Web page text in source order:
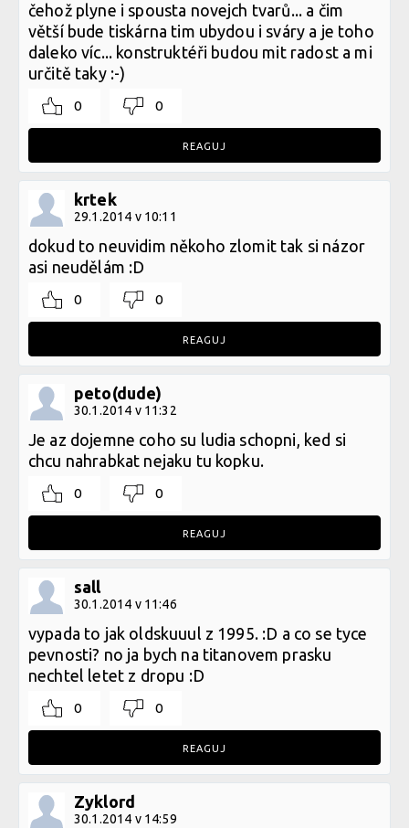
čehož plyne i spousta novejch tvarů... a čim
větší bude tiskárna tim ubydou i sváry a je toho
daleko víc... konstruktéři budou mit radost a mi
určitě taky :-)
0 0
REAGUJ
krtek
29.1.2014 v 10:11
dokud to neuvidim někoho zlomit tak si názor
asi neudělám :D
0 0
REAGUJ
peto(dude)
30.1.2014 v 11:32
Je az dojemne coho su ludia schopni, ked si
chcu nahrabkat nejaku tu kopku.
0 0
REAGUJ
sall
30.1.2014 v 11:46
vypada to jak oldskuuul z 1995. :D a co se tyce
pevnosti? no ja bych na titanovem prasku
nechtel letet z dropu :D
0 0
REAGUJ
Zyklord
30.1.2014 v 14:59